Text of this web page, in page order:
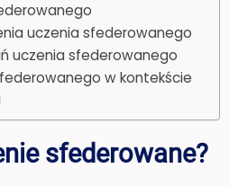
uczenia sfederowanego
uczenia sfederowanego
w kontekście
sfederowane?